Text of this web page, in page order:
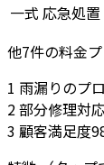
一式 応急処置
他7件の料金
1 雨漏りのプ
2部分修理対
3 顧客満足度